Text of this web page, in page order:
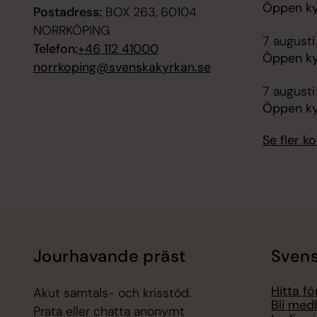
Postadress: BOX 263, 60104
NORRKÖPING
Telefon:+46 112 41000
norrkoping@svenskakyrkan.se
Öppen
7 augusti
Öppen
7 augusti
Öppen
Se fler
Jourhavande präst
Akut samtals- och krisstöd.
Prata eller chatta anonymt
Hitta
Bli